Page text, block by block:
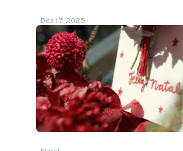
Dez 17, 2025